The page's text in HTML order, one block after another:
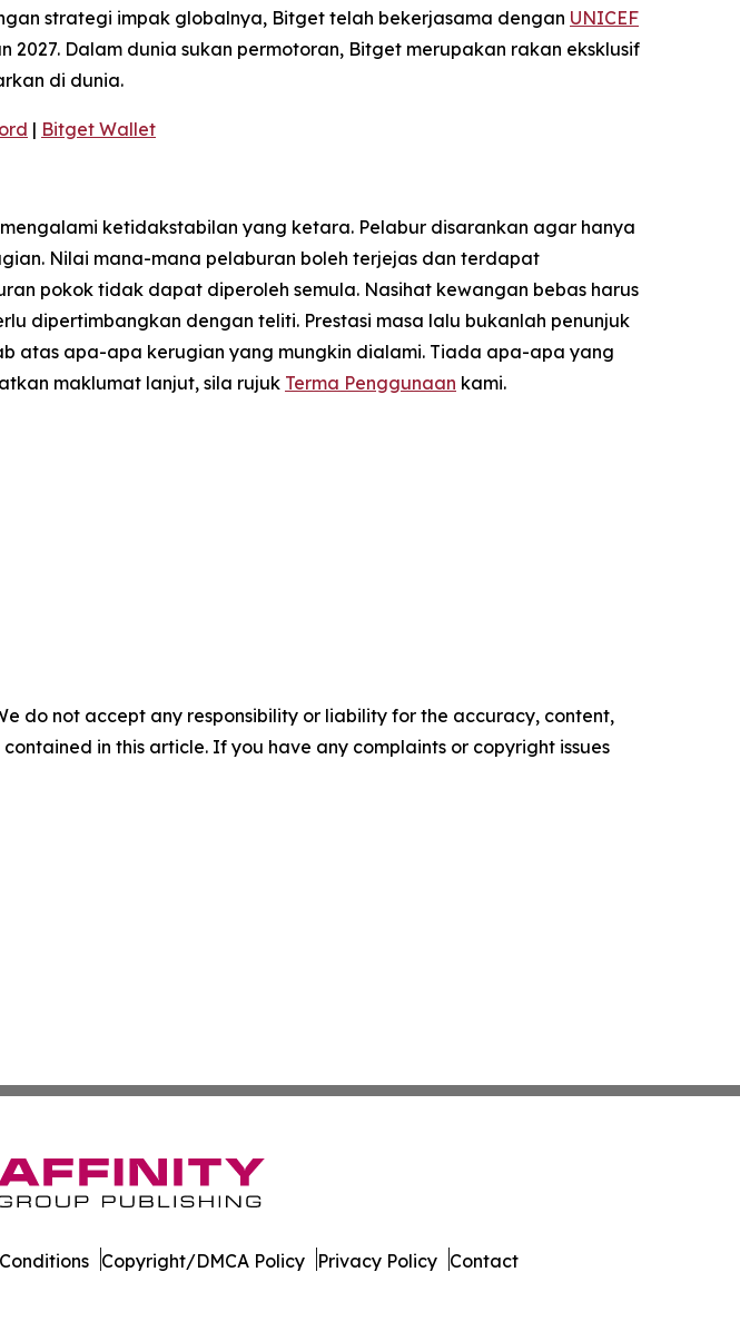
strategi impak globalnya, Bitget telah bekerjasama dengan UNICEF
Dalam dunia sukan permotoran, Bitget merupakan rakan eksklusif
di dunia.
| Bitget Wallet
ketidakstabilan yang ketara. Pelabur disarankan agar hanya
Nilai mana-mana pelaburan boleh terjejas dan terdapat
pokok tidak dapat diperoleh semula. Nasihat kewangan bebas harus
dipertimbangkan dengan teliti. Prestasi masa lalu bukanlah penunjuk
atas apa-apa kerugian yang mungkin dialami. Tiada apa-apa yang
maklumat lanjut, sila rujuk Terma Penggunaan kami.
do not accept any responsibility or liability for the accuracy, content,
in this article. If you have any complaints or copyright issues
Copyright/DMCA Policy Privacy Policy Contact